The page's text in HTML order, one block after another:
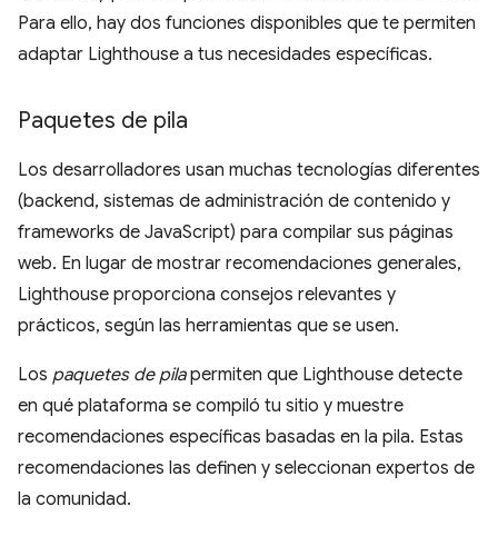
Para ello, hay dos funciones disponibles que te permiten
adaptar Lighthouse a tus necesidades específicas.
Paquetes de pila
Los desarrolladores usan muchas tecnologías diferentes
(backend, sistemas de administración de contenido y
frameworks de JavaScript) para compilar sus páginas
web. En lugar de mostrar recomendaciones generales,
Lighthouse proporciona consejos relevantes y
prácticos, según las herramientas que se usen.
Los paquetes de pilapermiten que Lighthouse detecte
en qué plataforma se compiló tu sitio y muestre
recomendaciones específicas basadas en la pila. Estas
recomendaciones las definen y seleccionan expertos de
la comunidad.